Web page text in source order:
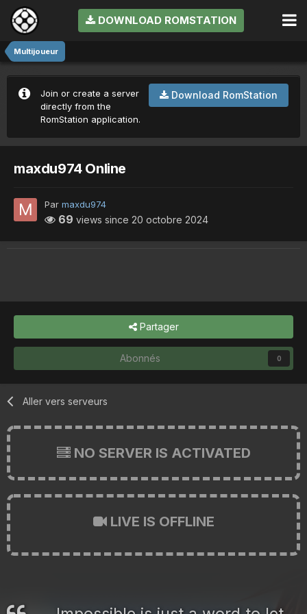
DOWNLOAD ROMSTATION
Multijoueur
Download RomStation
Join or create a server
directly from the
RomStation application.
maxdu974 Online
Par maxdu974
69 views since 20 octobre 2024
Partager
Abonnés 0
Aller vers serveurs
NO SERVER IS ACTIVATED
LIVE IS OFFLINE